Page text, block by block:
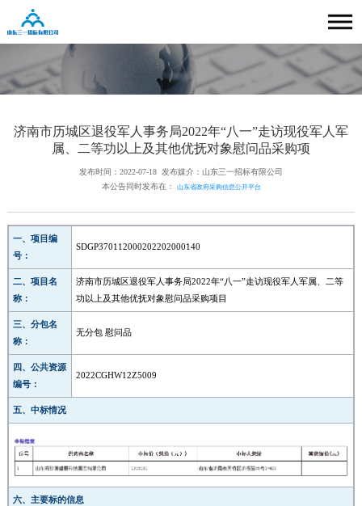
济南市历城区退役军人事务局2022年“八一”走访现役军人军
属、二等功以上及其他优抚对象慰问品采购项
发布时间：2022-07-18
发布媒介：山东三一招标有限公司
本公告同时发布在：
山东省政府采购信息公开平台
一、项目编
号：
SDGP370112000202202000140
二、项目名
称：
济南市历城区退役军人事务局2022年“八一”走访现役军人军属、二等
功以上及其他优抚对象慰问品采购项目
三、分包名
称：
无分包 慰问品
四、公共资源
编号：
2022CGHW12Z5009
五、中标情况
六、主要标的信息